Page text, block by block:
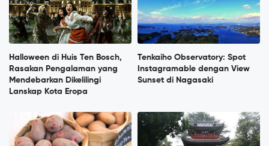
Halloween di Huis Ten Bosch,
Rasakan Pengalaman yang
Mendebarkan Dikelilingi
Lanskap Kota Eropa
Tenkaiho Observatory: Spot
Instagramable dengan View
Sunset di Nagasaki